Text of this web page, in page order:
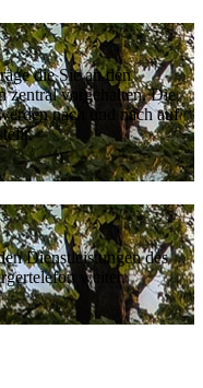
die Sie an den
zentral vorgehalten. Die
nach und nach auf
Dienstleistungen des
weiter.